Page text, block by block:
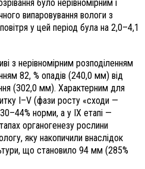
було нерівномірним і
випаровування вологи з
у цей період була на 2,0–4,1
з нерівномірним розподіленням
82, % опадів (240,0 мм) від
(302,0 мм). Характерним для
І–V (фази росту «сходи —
норми, а у ІХ етапі —
органогенезу рослини
яку накопичили внаслідок
що становило 94 мм (285%